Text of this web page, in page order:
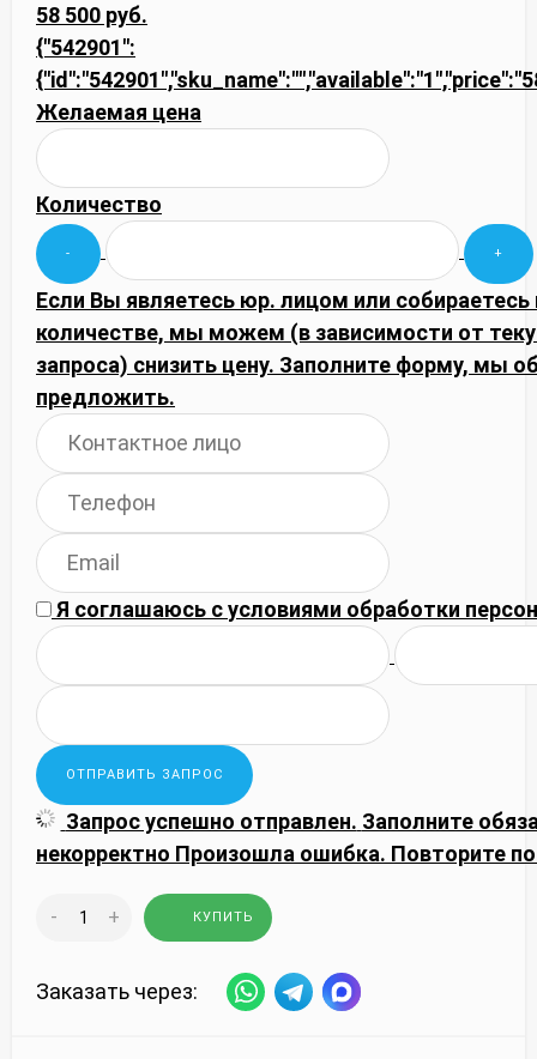
58 500 руб.
{"542901":
Желаемая цена
Количество
Если Вы являетесь юр. лицом или
количестве, мы можем (в зависимости от
запроса) снизить цену. Заполните форму, мы
предложить.
Я соглашаюсь сусловиями обработки
Запрос успешно отправлен. Заполните
некорректно Произошла ошибка. Повторите
- + КУПИТЬ
Заказать через: